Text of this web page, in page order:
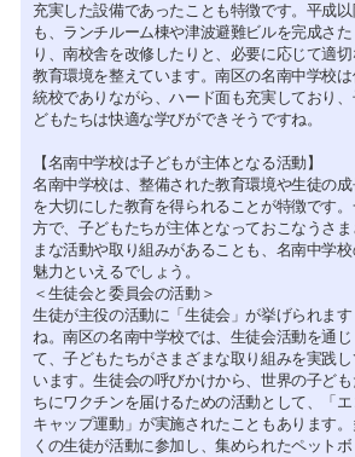
充実した設備であったことも特徴です。平成
も、ランチルーム棟や津波避難ビルを完成さた
り、南校舎を改修したりと、必要に応じて適切
教育環境を整えています。南区の名南中学校は
統校でありながら、ハード面も充実しており、
どもたちは快適な学びができそうですね。
【名南中学校は子どもが主体となる活動】
名南中学校は、整備された教育環境や生徒の成
を大切にした教育を得られることが特徴です。
方で、子どもたちが主体となっておこなうさま
まな活動や取り組みがあることも、名南中学
魅力といえるでしょう。
＜生徒会と委員会の活動＞
生徒が主役の活動に「生徒会」が挙げられます
ね。南区の名南中学校では、生徒会活動を通じ
て、子どもたちがさまざまな取り組みを実践し
います。生徒会の呼びかけから、世界の子ども
ちにワクチンを届けるための活動として、「エ
キャップ運動」が実施されたこともあります。
くの生徒が活動に参加し、集められたペットボ